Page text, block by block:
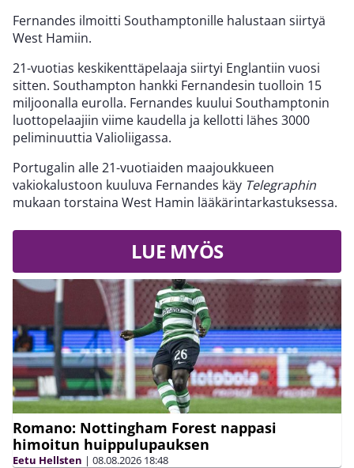
Fernandes ilmoitti Southamptonille halustaan siirtyä
West Hamiin.
21-vuotias keskikenttäpelaaja siirtyi Englantiin vuosi
sitten. Southampton hankki Fernandesin tuolloin 15
miljoonalla eurolla. Fernandes kuului Southamptonin
luottopelaajiin viime kaudella ja kellotti lähes 3000
peliminuuttia Valioliigassa.
Portugalin alle 21-vuotiaiden maajoukkueen
vakiokalustoon kuuluva Fernandes käy Telegraphin
mukaan torstaina West Hamin lääkärintarkastuksessa.
LUE MYÖS
Romano: Nottingham Forest nappasi
himoitun huippulupauksen
Eetu Hellsten | 08.08.2026 18:48